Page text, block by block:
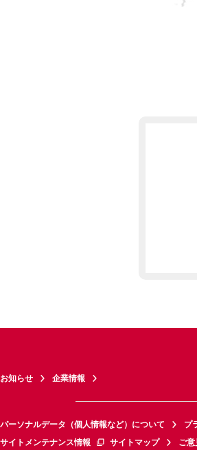
お知らせ 企業情報
パーソナルデータ（個人情報など）について プ
サイトメンテナンス情報
サイトマップ ご